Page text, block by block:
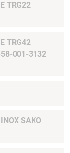
TRG22
TRG42
001-3132
SAKO